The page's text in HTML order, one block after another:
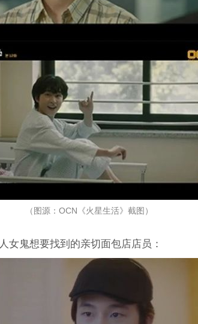
（图源：OCN《火星生活》截图）
女鬼想要找到的亲切面包店店员：